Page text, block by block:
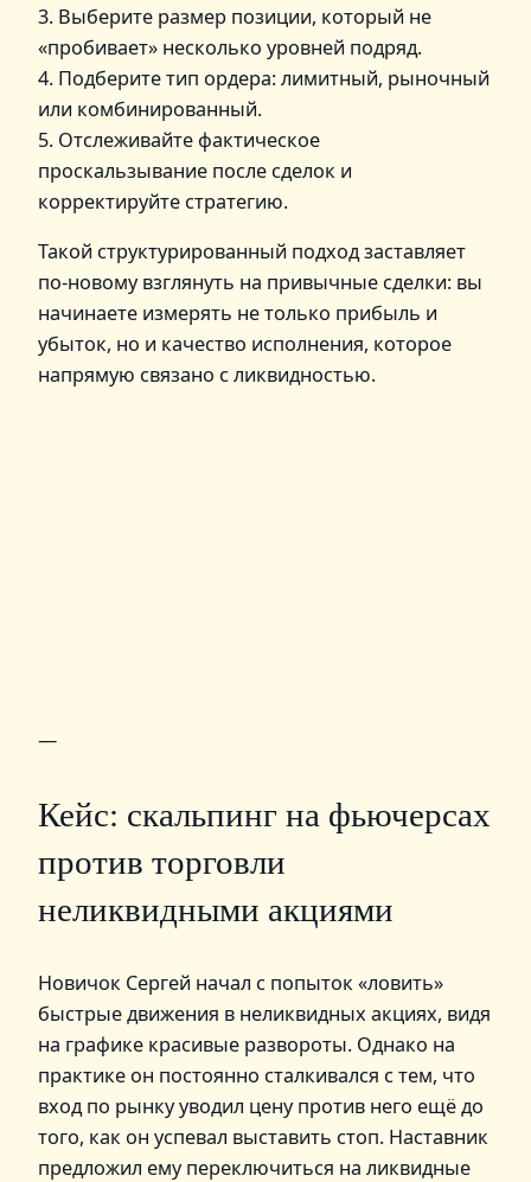
3. Выберите размер позиции, который не
«пробивает» несколько уровней подряд.
4. Подберите тип ордера: лимитный, рыночный
или комбинированный.
5. Отслеживайте фактическое
проскальзывание после сделок и
корректируйте стратегию.
Такой структурированный подход заставляет
по‑новому взглянуть на привычные сделки: вы
начинаете измерять не только прибыль и
убыток, но и качество исполнения, которое
напрямую связано с ликвидностью.
—
Кейс: скальпинг на фьючерсах
против торговли
неликвидными акциями
Новичок Сергей начал с попыток «ловить»
быстрые движения в неликвидных акциях, видя
на графике красивые развороты. Однако на
практике он постоянно сталкивался с тем, что
вход по рынку уводил цену против него ещё до
того, как он успевал выставить стоп. Наставник
предложил ему переключиться на ликвидные